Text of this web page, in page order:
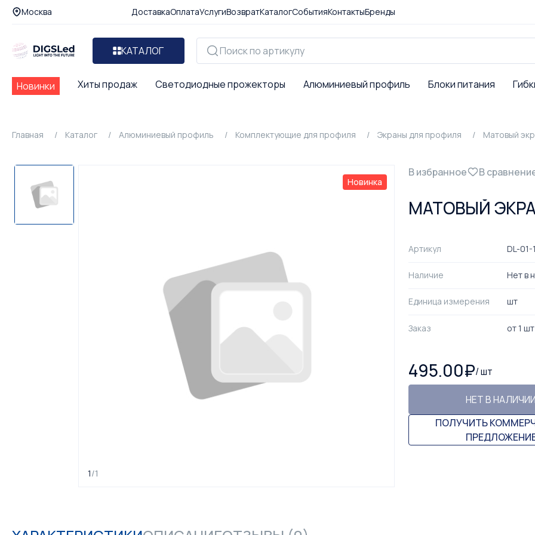
Москва ДоставкаОплатаУслугиВозвратКаталогСобытияКонтактыБренды
КАТАЛОГ
Новинки Хиты продаж Светодиодные прожекторы Алюминиевый профиль Блоки питания
Главная Каталог Алюминиевый профиль Комплектующие для профиля Экраны для профиля Матовый
1/1
Новинка
В избранное В
МАТОВЫЙ
Артикул DL-01-
Наличие Нет в
Единица измерения шт
Заказ от1 шт
495.00₽/шт
НЕТ В НАЛИЧИИ
ПОЛУЧИТЬ